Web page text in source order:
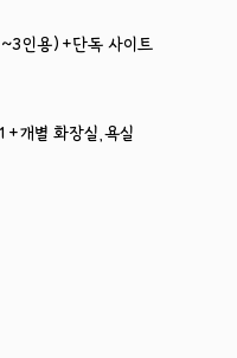
인용)+단독 사이트
개별 화장실,욕실